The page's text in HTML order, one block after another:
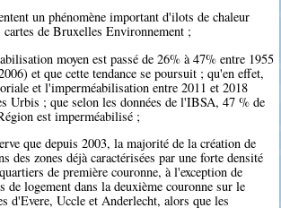
un phénomène important d'ilots de chaleur
de Bruxelles Environnement ;
moyen est passé de 26% à 47% entre 1955
et que cette tendance se poursuit ; qu'en effet,
et l'imperméabilisation entre 2011 et 2018
Urbis ; que selon les données de l'IBSA, 47 % de
est imperméabilisé ;
que depuis 2003, la majorité de la création de
des zones déjà caractérisées par une forte densité
de première couronne, à l'exception de
de logement dans la deuxième couronne sur le
d'Evere, Uccle et Anderlecht, alors que les